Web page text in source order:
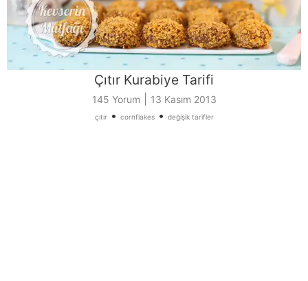
Çıtır Kurabiye Tarifi
145 Yorum 13 Kasım 2013
çıtır• cornflakes• değişik tarifler